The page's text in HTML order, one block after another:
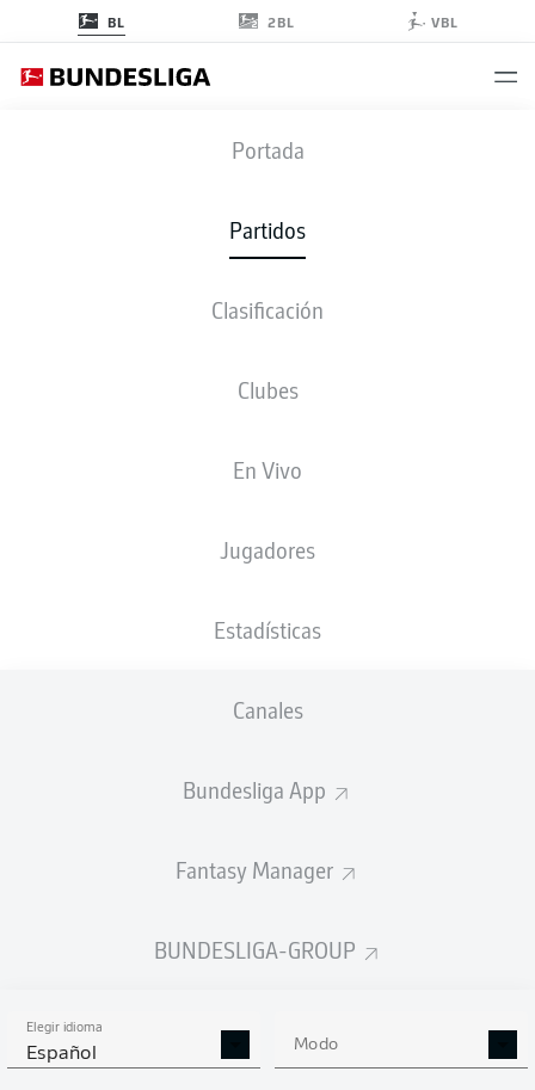
BL 2BL VBL
Portada
Partidos
Clasificación
Clubes
En Vivo
Jugadores
Estadísticas
Canales
Bundesliga App
Fantasy Manager
BUNDESLIGA-GROUP
Elegir idioma
Español Modo
BVB - B04
3 1
ALINEACIONES ESTADÍSTICAS
1.3
(%)
587 510